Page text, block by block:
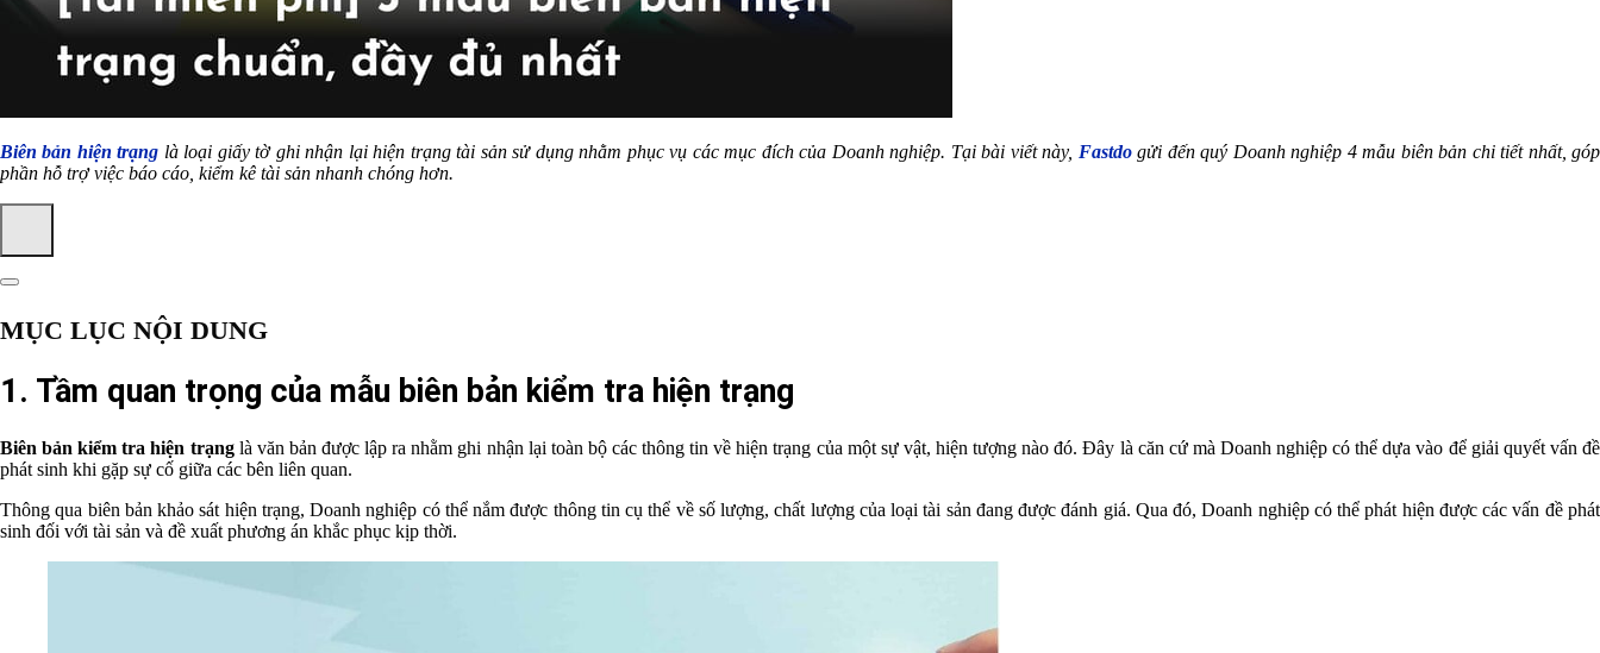
Biên bản hiện trạng là loại giấy tờ ghi nhận lại hiện trạng tài sản sử dụng nhằm phục vụ các mục đích của Doanh nghiệp. Tại bài viết này, Fastdo gửi đến quý Doanh nghiệp 4 mẫu biên bản chi tiết nhất, góp
phần hỗ trợ việc báo cáo, kiểm kê tài sản nhanh chóng hơn.
MỤC LỤC NỘI DUNG
1. Tầm quan trọng của mẫu biên bản kiểm tra hiện trạng
Biên bản kiểm tra hiện trạnglà văn bản được lập ra nhằm ghi nhận lại toàn bộ các thông tin về hiện trạng của một sự vật, hiện tượng nào đó. Đây là căn cứ mà Doanh nghiệp có thể dựa vào để giải quyết vấn đề
phát sinh khi gặp sự cố giữa các bên liên quan.
Thông qua biên bản khảo sát hiện trạng, Doanh nghiệp có thể nắm được thông tin cụ thể về số lượng, chất lượng của loại tài sản đang được đánh giá. Qua đó, Doanh nghiệp có thể phát hiện được các vấn đề phát
sinh đối với tài sản và đề xuất phương án khắc phục kịp thời.